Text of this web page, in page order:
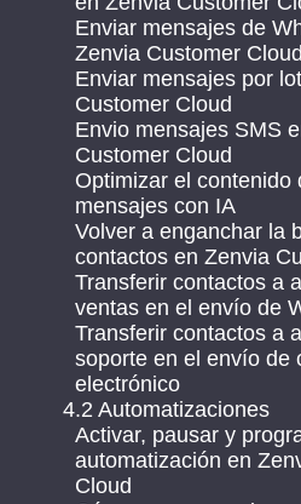
Enviar mensajes de
Zenvia Customer Cloud
Enviar mensajes por
Customer Cloud
Envio mensajes SMS
Customer Cloud
Optimizar el contenido
mensajes con IA
Volver a enganchar la
contactos en Zenvia
Transferir contactos a
ventas en el envío de
Transferir contactos a
soporte en el envío de
electrónico
4.2 Automatizaciones
Activar, pausar y
automatización en
Cloud